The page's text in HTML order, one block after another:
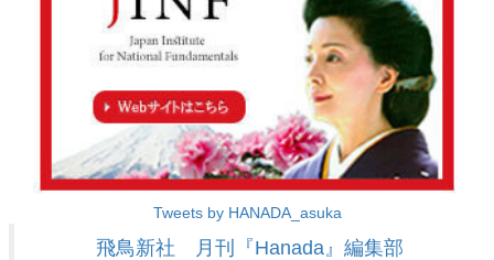
Tweets by HANADA_asuka
飛鳥新社 月刊『Hanada』編集部